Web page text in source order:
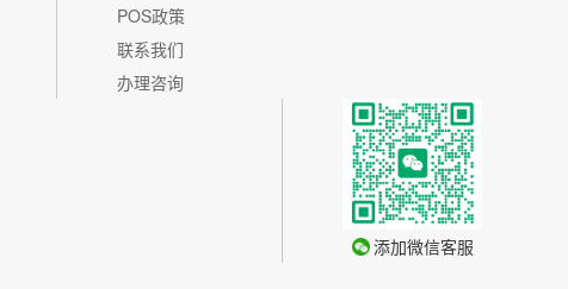
POS政策
联系我们
办理咨询
添加微信客服